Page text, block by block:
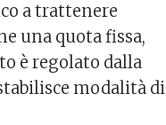
a trattenere
una quota fissa,
è regolato dalla
modalità di